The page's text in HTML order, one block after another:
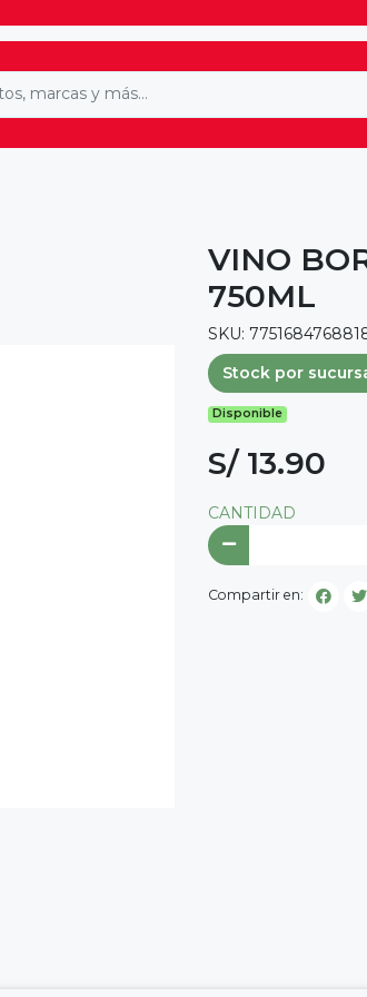
VINO
750ML
SKU:
Stock por
Disponible
S/ 13.90
CANTIDAD
Compartir en: